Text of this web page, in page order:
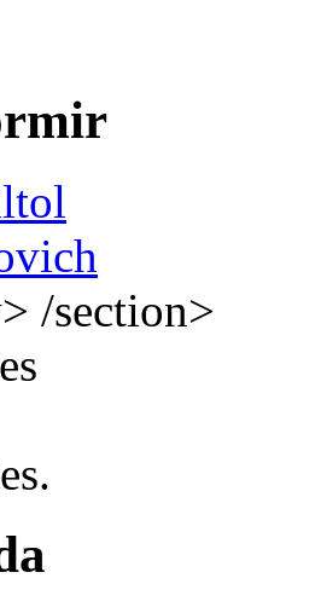
/section>